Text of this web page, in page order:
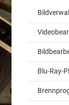
Blu-Ray-